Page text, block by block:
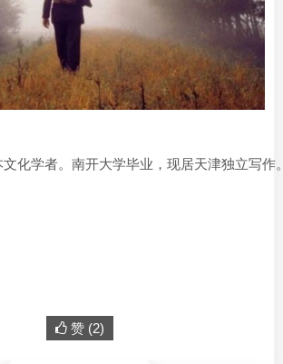
化学者。南开大学毕业，现居天津独立写
赞 (2)